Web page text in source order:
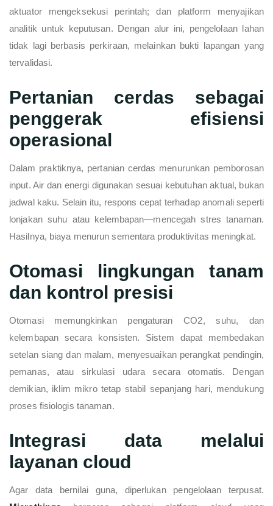
aktuator mengeksekusi perintah; dan platform menyajikan
analitik untuk keputusan. Dengan alur ini, pengelolaan lahan
tidak lagi berbasis perkiraan, melainkan bukti lapangan yang
tervalidasi.
Pertanian cerdas sebagai
penggerak efisiensi
operasional
Dalam praktiknya, pertanian cerdas menurunkan pemborosan
input. Air dan energi digunakan sesuai kebutuhan aktual, bukan
jadwal kaku. Selain itu, respons cepat terhadap anomali seperti
lonjakan suhu atau kelembapan—mencegah stres tanaman.
Hasilnya, biaya menurun sementara produktivitas meningkat.
Otomasi lingkungan tanam
dan kontrol presisi
Otomasi memungkinkan pengaturan CO2, suhu, dan
kelembapan secara konsisten. Sistem dapat membedakan
setelan siang dan malam, menyesuaikan perangkat pendingin,
pemanas, atau sirkulasi udara secara otomatis. Dengan
demikian, iklim mikro tetap stabil sepanjang hari, mendukung
proses fisiologis tanaman.
Integrasi data melalui
layanan cloud
Agar data bernilai guna, diperlukan pengelolaan terpusat.